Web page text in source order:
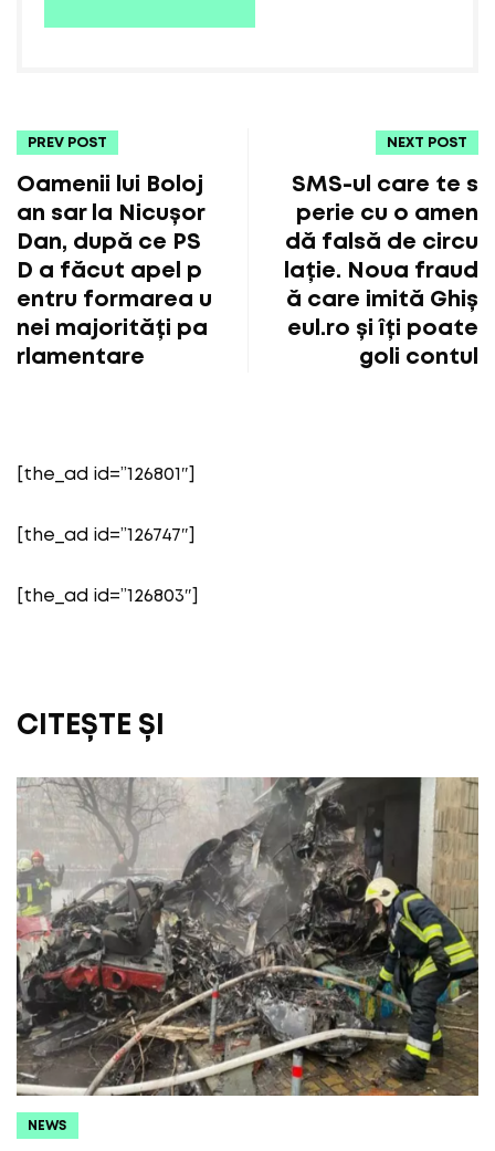
PREV POST
Oamenii lui Boloj
an sar la Nicușor
Dan, după ce PS
D a făcut apel p
entru formarea u
nei majorități pa
rlamentare
NEXT POST
SMS-ul care te s
perie cu o amen
dă falsă de circu
lație. Noua fraud
ă care imită Ghiș
eul.ro și îți poate
goli contul
[the_ad id=”126801″]
[the_ad id=”126747″]
[the_ad id=”126803″]
CITEȘTE ȘI
NEWS